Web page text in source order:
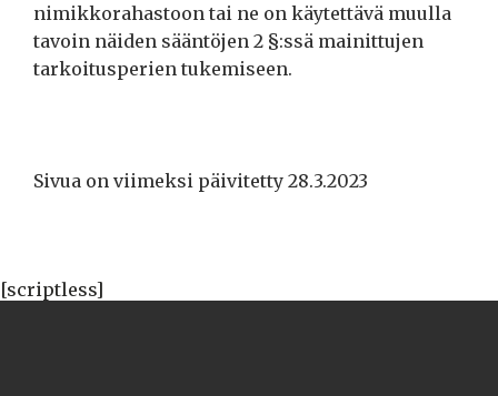
nimikkorahastoon tai ne on käytettävä muulla
tavoin näiden sääntöjen 2 §:ssä mainittujen
tarkoitusperien tukemiseen.
Sivua on viimeksi päivitetty 28.3.2023
[scriptless]